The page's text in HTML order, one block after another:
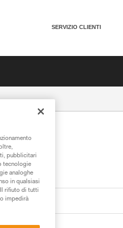
SERVIZIO CLIENTI
pubblicitari
tecnologie
analoghe
in qualsiasi
rifiuto di tutti
impedirà